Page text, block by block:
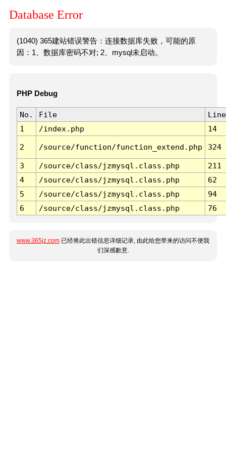
Database Error
(1040) 365建站错误警告：连接数据库失败，可能的原
因：1、数据库密码不对; 2、mysql未启动。
PHP Debug
No. File
Line
1
/index.php 14
2 /source/function/function_extend.php 324
3 /source/class/jzmysql.class.php
211
4
/source/class/jzmysql.class.php
62
5
/source/class/jzmysql.class.php
94
6
/source/class/jzmysql.class.php 76
www.365jz.com 已经将此出错信息详细记录, 由此给您带来的访问不便我
们深感歉意.